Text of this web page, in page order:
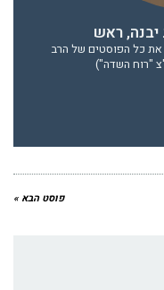
יבנה, ראש
את כל הפוסטים של הרב
"רוח השדה")
פוסט הבא »